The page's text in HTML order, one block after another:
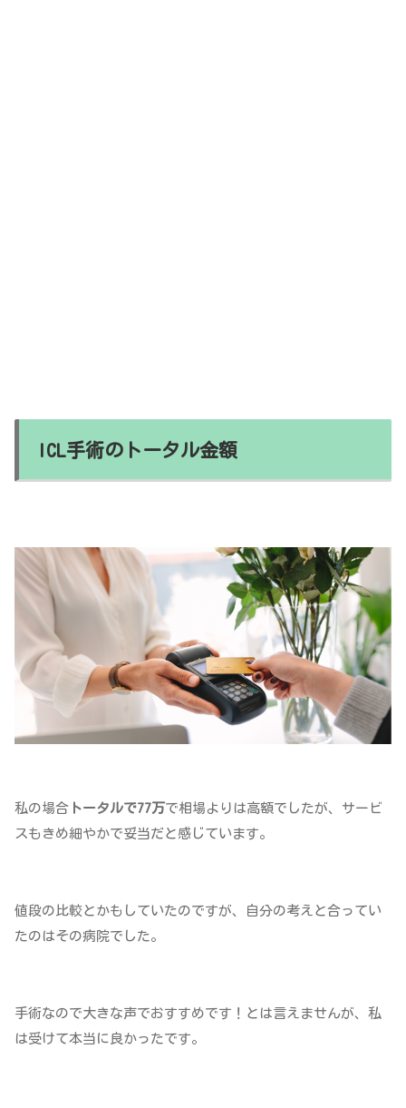
ICL手術のトータル金額
私の場合 トータルで77万で相場よりは高額でしたが、サービ
スもきめ細やかで妥当だと感じています。
値段の比較とかもしていたのですが、自分の考えと合ってい
たのはその病院でした。
手術なので大きな声でおすすめです！とは言えませんが、私
は受けて本当に良かったです。